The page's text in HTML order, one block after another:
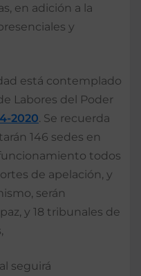
en adición a la
y
está contemplado
Labores del Poder
2020. Se recuerda
146 sedes en
todos
de apelación, y
serán
y 18 tribunales de
seguirá